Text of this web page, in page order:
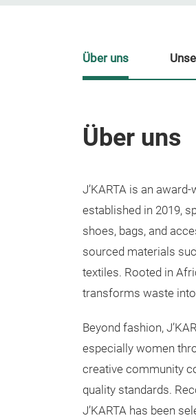
Über uns
J’KARTA is an
established in 2019,
shoes, bags, and
sourced materials
textiles. Rooted in
transforms waste
Beyond fashion,
especially women
creative community
quality standards.
J’KARTA has been
Über uns